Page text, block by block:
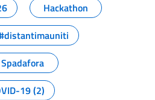
Hackathon
Spadafora
19 (2)